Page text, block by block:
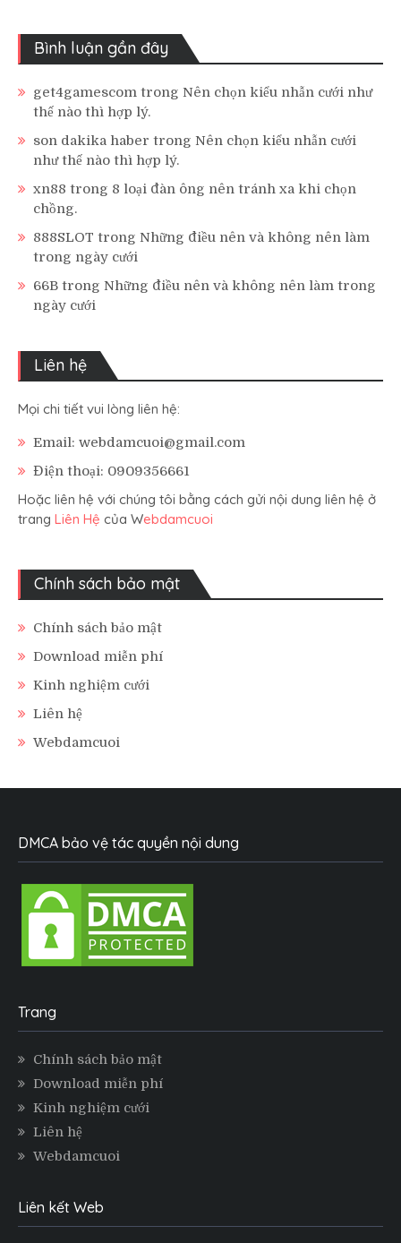
Bình luận gần đây
get4gamescom trong Nên chọn kiểu nhẫn cưới như
thế nào thì hợp lý.
son dakika haber trong Nên chọn kiểu nhẫn cưới
như thế nào thì hợp lý.
xn88 trong 8 loại đàn ông nên tránh xa khi chọn
chồng.
888SLOT trong Những điều nên và không nên làm
trong ngày cưới
66B trong Những điều nên và không nên làm trong
ngày cưới
Liên hệ
Mọi chi tiết vui lòng liên hệ:
Email: webdamcuoi@gmail.com
Điện thoại: 0909356661
Hoặc liên hệ với chúng tôi bằng cách gửi nội dung liên hệ ở
trang Liên Hệ của Webdamcuoi
Chính sách bảo mật
Chính sách bảo mật
Download miễn phí
Kinh nghiệm cưới
Liên hệ
Webdamcuoi
DMCA bảo vệ tác quyền nội dung
Trang
Chính sách bảo mật
Download miễn phí
Kinh nghiệm cưới
Liên hệ
Webdamcuoi
Liên kết Web